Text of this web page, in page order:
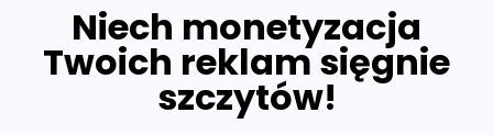
Niech monetyzacja
Twoich reklam sięgnie
szczytów!